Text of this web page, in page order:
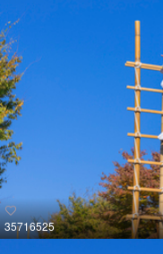
35716525